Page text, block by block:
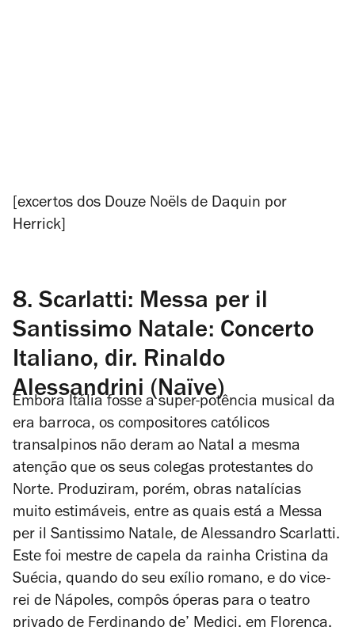
[excertos dos Douze Noëls de Daquin por
Herrick]
8. Scarlatti: Messa per il
Santissimo Natale: Concerto
Italiano, dir. Rinaldo
Alessandrini (Naïve)
Embora Itália fosse a super-potência musical da
era barroca, os compositores católicos
transalpinos não deram ao Natal a mesma
atenção que os seus colegas protestantes do
Norte. Produziram, porém, obras natalícias
muito estimáveis, entre as quais está a Messa
per il Santissimo Natale, de Alessandro Scarlatti.
Este foi mestre de capela da rainha Cristina da
Suécia, quando do seu exílio romano, e do vice-
rei de Nápoles, compôs óperas para o teatro